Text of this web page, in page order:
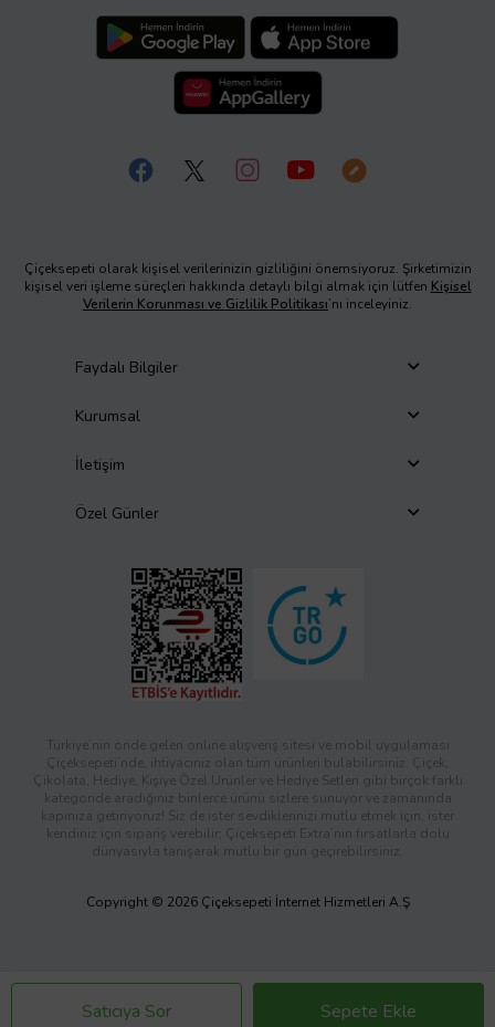
Satıcıya Sor Sepete Ekle
Çiçeksepeti olarak kişisel verilerinizin gizliliğini önemsiyoruz. Şirketimizin
kişisel veri işleme süreçleri hakkında detaylı bilgi almak için lütfen Kişisel
Verilerin Korunması ve Gizlilik Politikası’nı inceleyiniz.
Faydalı Bilgiler
Kurumsal
İletişim
Özel Günler
Türkiye’nin önde gelen online alışveriş sitesi ve mobil uygulaması
Çiçeksepeti’nde, ihtiyacınız olan tüm ürünleri bulabilirsiniz. Çiçek,
Çikolata, Hediye, Kişiye Özel Ürünler ve Hediye Setleri gibi birçok farklı
kategoride aradığınız binlerce ürünü sizlere sunuyor ve zamanında
kapınıza getiriyoruz! Siz de ister sevdiklerinizi mutlu etmek için, ister
kendiniz için sipariş verebilir; Çiçeksepeti Extra’nın fırsatlarla dolu
dünyasıyla tanışarak mutlu bir gün geçirebilirsiniz.
Copyright © 2026 Çiçeksepeti İnternet Hizmetleri A.Ş